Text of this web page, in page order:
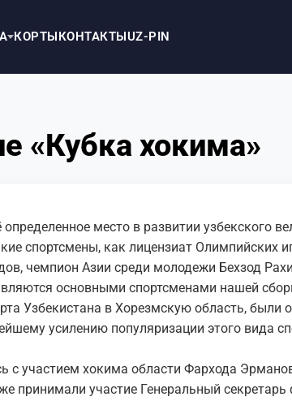
КОРТЫКОНТАКТЫUZ-PIN
«Кубка хокима»
место в развитии узбекского
спортсмены, как лицензиат Олимпийских
чемпион Азии среди молодежи Бехзод
основными спортсменами нашей
Узбекистана в Хорезмскую область, были
усилению популяризации этого вида
с участием хокима области Фархода
принимали участие Генеральный